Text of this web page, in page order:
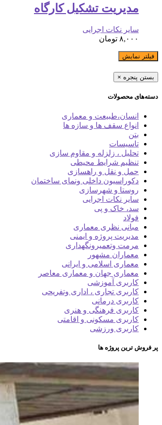
مدیریت تشکیل کارگاه
سایر نکات اجرایی
۸,۰۰۰ تومان
فیلتر نمایش
بستن پنجره ×
دسته‌های محصولات
انسان،طبیعت و معماری
انواع سقف ها و سازه ها
بتن
تاسیسات
تحلیل ، زلزله و مقاوم سازی
تنظیم شرایط محیطی
حمل و نقل و راهسازی
دکوراسیون داخلی ونمای ساختمان
روستا و شهرسازی
سایر نکات اجرایی
سد، خاک و پی
فولاد
مبانی نظری معماری
مدیریت پروژه و ایمنی
مرمت وتعمیرونگهداری
معماران مشهور
معماری اسلامی و ایرانی
معماری جهان و معماری معاصر
کاربری آموزشی
کاربری تجاری ، اداری وتفریحی
کاربری درمانی
کاربری فرهنگی و هنری
کاربری مسکونی و اقامتی
کاربری ورزشی
پر فروش ترین پروژه ها